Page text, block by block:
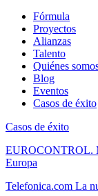
Fórmula
Proyectos
Alianzas
Talento
Quiénes
Blog
Eventos
Casos de éxito
Casos de éxito
EUROCONTROL.
Europa
Telefonica.com La